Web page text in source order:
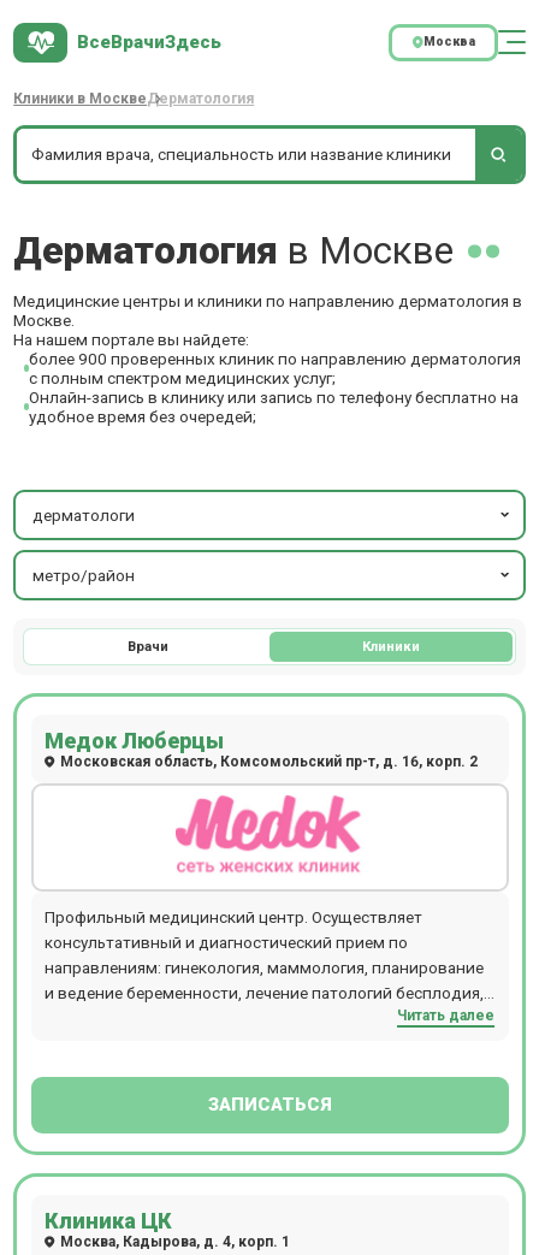
ВсеВрачиЗдесь Москва
Клиники в МосквеДерматология
Дерматология в Москве
Медицинские центры и клиники по направлению дерматология в
Москве.
На нашем портале вы найдете:
более 900 проверенных клиник по направлению дерматология
с полным спектром медицинских услуг;
Онлайн-запись в клинику или запись по телефону бесплатно на
удобное время без очередей;
дерматологи
метро/район
Врачи Клиники
Медок Люберцы
Московская область, Комсомольский пр-т, д. 16, корп. 2
Профильный медицинский центр. Осуществляет
консультативный и диагностический прием по
направлениям: гинекология, маммология, планирование
и ведение беременности, лечение патологий бесплодия,
медицинские анализы для всей семьи, УЗИ. ПриемЧитать далее
ЗАПИСАТЬСЯ
Клиника ЦК
Москва, Кадырова, д. 4, корп. 1